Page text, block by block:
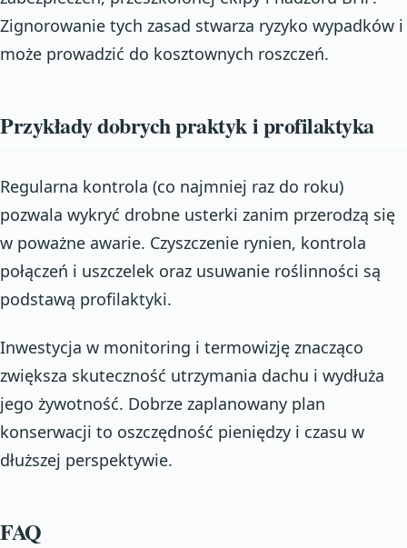
Zignorowanie tych zasad stwarza ryzyko wypadków i
może prowadzić do kosztownych roszczeń.
Przykłady dobrych praktyk i profilaktyka
Regularna kontrola (co najmniej raz do roku)
pozwala wykryć drobne usterki zanim przerodzą się
w poważne awarie. Czyszczenie rynien, kontrola
połączeń i uszczelek oraz usuwanie roślinności są
podstawą profilaktyki.
Inwestycja w monitoring i termowizję znacząco
zwiększa skuteczność utrzymania dachu i wydłuża
jego żywotność. Dobrze zaplanowany plan
konserwacji to oszczędność pieniędzy i czasu w
dłuższej perspektywie.
FAQ